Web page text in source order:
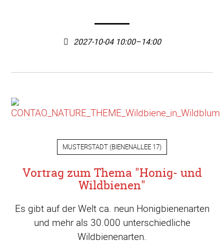
2027-10-04 10:00–14:00
MUSTERSTADT (BIENENALLEE 17)
Vortrag zum Thema "Honig- und
Wildbienen"
Es gibt auf der Welt ca. neun Honigbienenarten
und mehr als 30.000 unterschiedliche
Wildbienenarten.